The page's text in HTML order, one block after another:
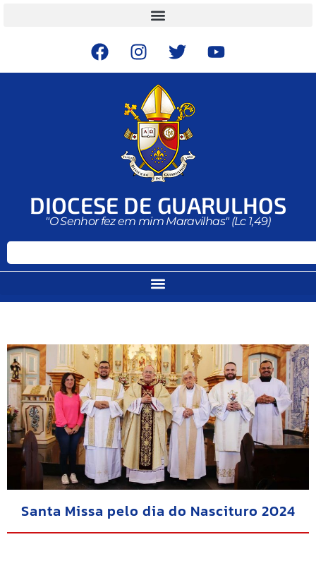
DIOCESE DE GUARULHOS
"O Senhor fez em mim Maravilhas" (Lc 1,49)
Santa Missa pelo dia do Nascituro 2024